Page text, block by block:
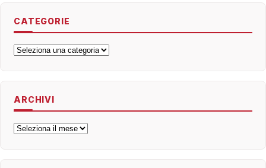
CATEGORIE
Categorie
ARCHIVI
Archivi